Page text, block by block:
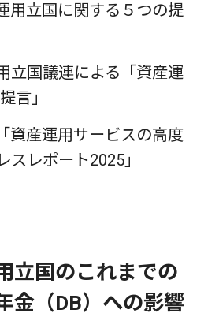
用立国に関する５つの提
立国議連による「資産運
言」
資産運用サービスの高度
レポート2025」
立国のこれまでの
金（DB）への影響